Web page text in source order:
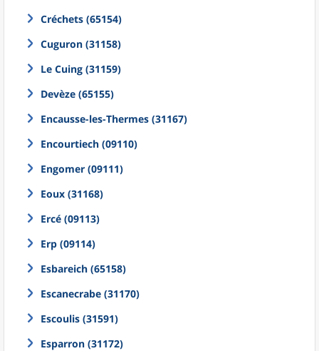
Créchets (65154)
Cuguron (31158)
Le Cuing (31159)
Devèze (65155)
Encausse-les-Thermes (31167)
Encourtiech (09110)
Engomer (09111)
Eoux (31168)
Ercé (09113)
Erp (09114)
Esbareich (65158)
Escanecrabe (31170)
Escoulis (31591)
Esparron (31172)